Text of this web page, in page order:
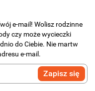
e-mail! Wolisz rodzinne
czy może wycieczki
do Ciebie. Nie martw
e-mail.
Zapisz się